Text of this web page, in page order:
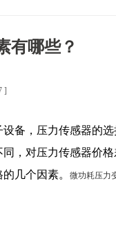
有哪些？
]
备，压力传感器的
，对压力传感器价
几个因素。
微功耗压力